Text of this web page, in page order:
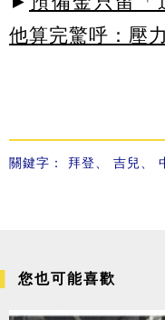
他算完驚呼：壓
關鍵字： 拜登、 吉兒、
您也可能喜歡